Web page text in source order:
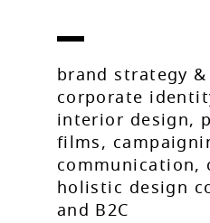
brand strategy
corporate
interior design,
films,
communication,
holistic design
and B2C